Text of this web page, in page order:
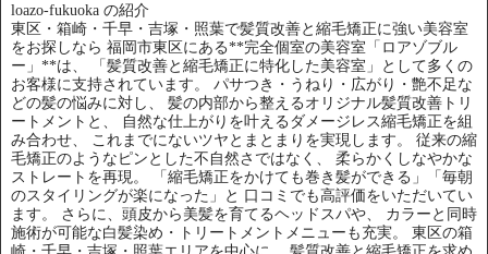
loazo-fukuoka の紹介
東区・箱崎・千早・吉塚・照葉で髪質改善と縮毛矯正に強い美容室
をお探しなら 福岡市東区にある**完全個室の美容室「ロアゾブル
ー」**は、 「髪質改善と縮毛矯正に特化した美容室」として多くの
お客様に支持されています。 パサつき・うねり・広がり・艶不足な
どの髪の悩みに対し、 髪の内部から整えるオリジナル髪質改善トリ
ートメントと、 自然な仕上がりを叶えるダメージレス縮毛矯正を組
み合わせ、 これまでにないツヤとまとまりを実現します。 従来の縮
毛矯正のようなピンとした不自然さではなく、 柔らかくしなやかな
ストレートを再現。 「縮毛矯正をかけても巻き髪ができる」「毎朝
のスタイリングが楽になった」と 口コミでも高評価をいただいてい
ます。 さらに、頭皮から美髪を育てるヘッドスパや、 カラーと同時
施術が可能な白髪染め・トリートメントメニューも充実。 東区の箱